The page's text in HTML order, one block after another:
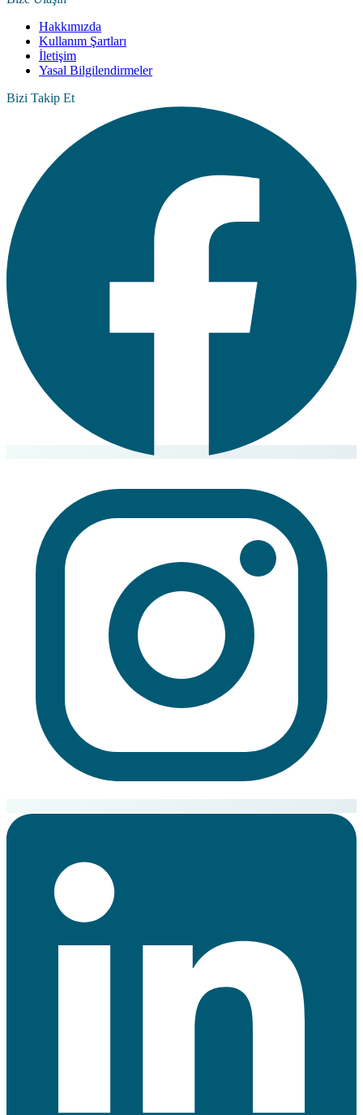
Hakkımızda
Kullanım Şartları
İletişim
Yasal Bilgilendirmeler
Bizi Takip Et